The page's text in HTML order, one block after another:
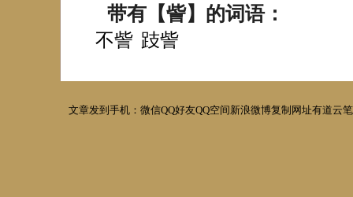
带有【訾】的词语：
不訾 跂訾
文章发到手机：微信QQ好友QQ空间新浪微博复制网址有道云